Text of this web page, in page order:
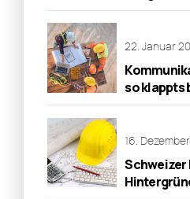
50 plus
22. Januar
so klappts
16.